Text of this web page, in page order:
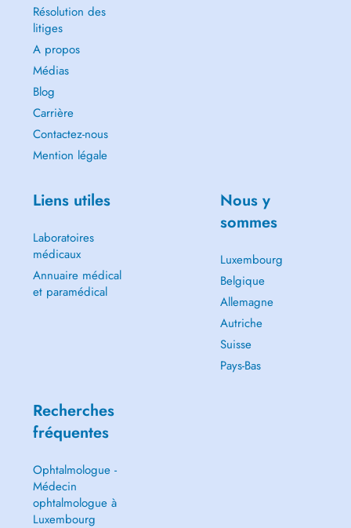
Résolution des
litiges
A propos
Médias
Blog
Carrière
Contactez-nous
Mention légale
Liens utiles
Laboratoires
médicaux
Annuaire médical
et paramédical
Nous y
sommes
Luxembourg
Belgique
Allemagne
Autriche
Suisse
Pays-Bas
Recherches
fréquentes
Ophtalmologue -
Médecin
ophtalmologue à
Luxembourg